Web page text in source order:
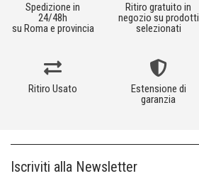
Spedizione in
24/48h
su Roma e provincia
Ritiro gratuito in
negozio su prodotti
selezionati
Ritiro Usato
Estensione di
garanzia
Iscriviti alla Newsletter